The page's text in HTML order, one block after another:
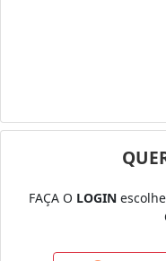
FAÇA O LOGIN